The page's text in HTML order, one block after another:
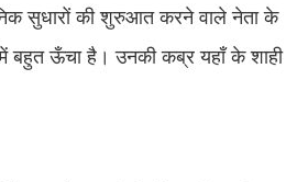
सुधारों की शुरुआत करने वाले नेता के
बहुत ऊँचा है। उनकी कब्र यहाँ के शाही